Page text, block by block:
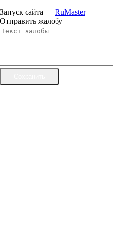
Запуск сайта — RuMaster
Отправить жалобу